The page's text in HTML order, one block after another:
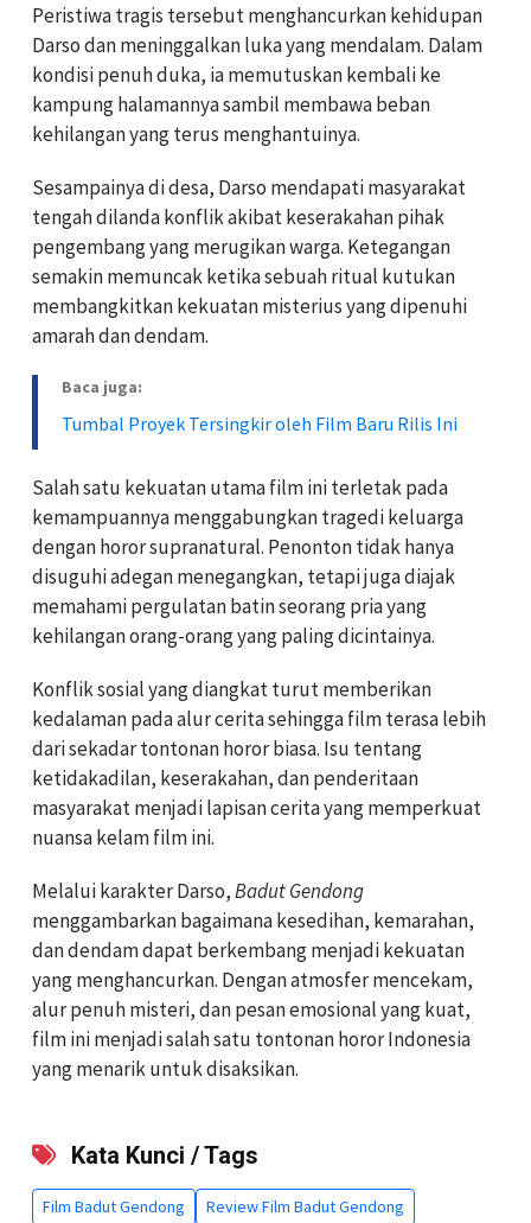
Peristiwa tragis tersebut menghancurkan kehidupan
Darso dan meninggalkan luka yang mendalam. Dalam
kondisi penuh duka, ia memutuskan kembali ke
kampung halamannya sambil membawa beban
kehilangan yang terus menghantuinya.
Sesampainya di desa, Darso mendapati masyarakat
tengah dilanda konflik akibat keserakahan pihak
pengembang yang merugikan warga. Ketegangan
semakin memuncak ketika sebuah ritual kutukan
membangkitkan kekuatan misterius yang dipenuhi
amarah dan dendam.
Baca juga:
Tumbal Proyek Tersingkir oleh Film Baru Rilis Ini
Salah satu kekuatan utama film ini terletak pada
kemampuannya menggabungkan tragedi keluarga
dengan horor supranatural. Penonton tidak hanya
disuguhi adegan menegangkan, tetapi juga diajak
memahami pergulatan batin seorang pria yang
kehilangan orang-orang yang paling dicintainya.
Konflik sosial yang diangkat turut memberikan
kedalaman pada alur cerita sehingga film terasa lebih
dari sekadar tontonan horor biasa. Isu tentang
ketidakadilan, keserakahan, dan penderitaan
masyarakat menjadi lapisan cerita yang memperkuat
nuansa kelam film ini.
Melalui karakter Darso,Badut Gendong
menggambarkan bagaimana kesedihan, kemarahan,
dan dendam dapat berkembang menjadi kekuatan
yang menghancurkan. Dengan atmosfer mencekam,
alur penuh misteri, dan pesan emosional yang kuat,
film ini menjadi salah satu tontonan horor Indonesia
yang menarik untuk disaksikan.
Kata Kunci / Tags
Film Badut Gendong Review Film Badut Gendong